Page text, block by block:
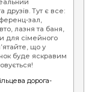
друзів. Тут є все:
зал,
лазня та баня,
для сімейного
що у
буде яскравим
дорога-